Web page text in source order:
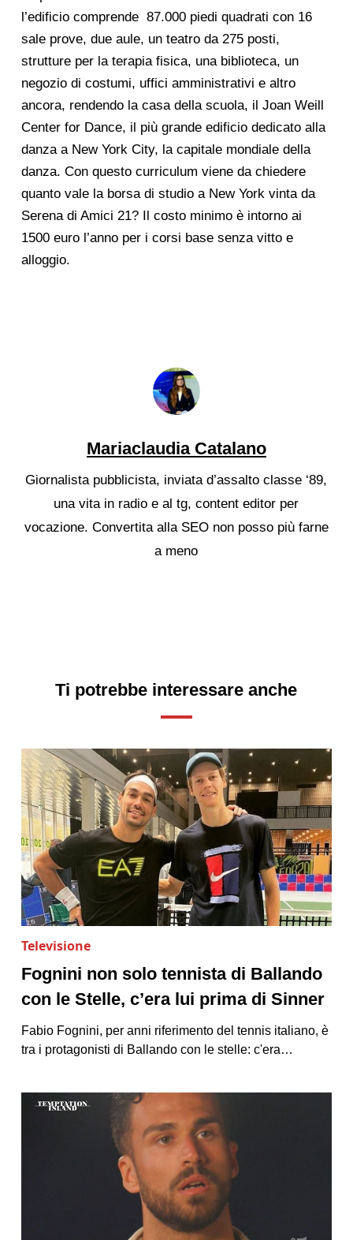
l’edificio comprende 87.000 piedi quadrati con 16
sale prove, due aule, un teatro da 275 posti,
strutture per la terapia fisica, una biblioteca, un
negozio di costumi, uffici amministrativi e altro
ancora, rendendo la casa della scuola, il Joan Weill
Center for Dance, il più grande edificio dedicato alla
danza a New York City, la capitale mondiale della
danza. Con questo curriculum viene da chiedere
quanto vale la borsa di studio a New York vinta da
Serena di Amici 21? Il costo minimo è intorno ai
1500 euro l’anno per i corsi base senza vitto e
alloggio.
Mariaclaudia Catalano
Giornalista pubblicista, inviata d’assalto classe ‘89,
una vita in radio e al tg, content editor per
vocazione. Convertita alla SEO non posso più farne
a meno
Ti potrebbe interessare anche
Televisione
Fognini non solo tennista di Ballando
con le Stelle, c’era lui prima di Sinner
Fabio Fognini, per anni riferimento del tennis italiano, è
tra i protagonisti di Ballando con le stelle: c'era…